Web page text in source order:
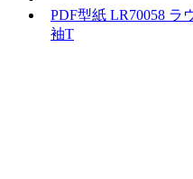
PDF型紙 LR70058 ラ
袖T